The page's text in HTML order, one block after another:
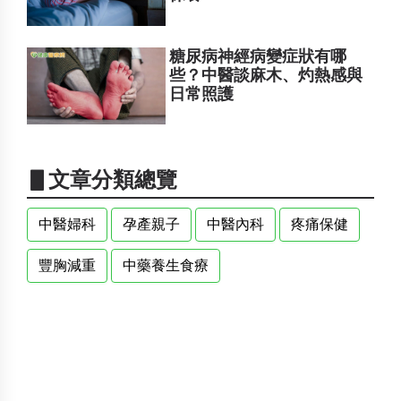
糖尿病神經病變症狀有哪
些？中醫談麻木、灼熱感與
日常照護
▋文章分類總覽
中醫婦科 孕產親子 中醫內科 疼痛保健
豐胸減重 中藥養生食療